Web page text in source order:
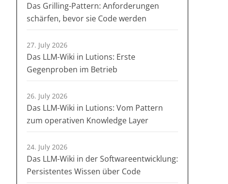
Das Grilling-Pattern: Anforderungen
schärfen, bevor sie Code werden
27. July 2026
Das LLM-Wiki in Lutions: Erste
Gegenproben im Betrieb
26. July 2026
Das LLM-Wiki in Lutions: Vom Pattern
zum operativen Knowledge Layer
24. July 2026
Das LLM-Wiki in der Softwareentwicklung:
Persistentes Wissen über Code